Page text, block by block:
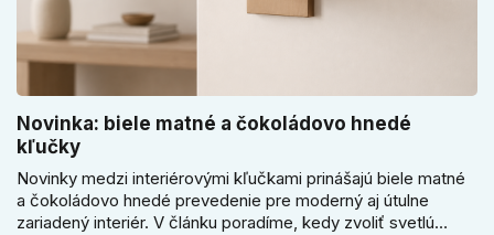
Novinka: biele matné a čokoládovo hnedé
kľučky
Novinky medzi interiérovými kľučkami prinášajú biele matné
a čokoládovo hnedé prevedenie pre moderný aj útulne
zariadený interiér. V článku poradíme, kedy zvoliť svetlú